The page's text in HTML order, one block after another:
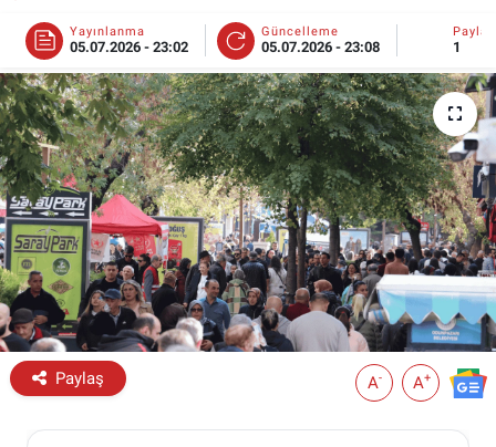
Yayınlanma
05.07.2026 - 23:02
Güncelleme
05.07.2026 - 23:08 1
Paylaş A- A+
ESKİŞEHİR NÖBETÇİ ECZANELER
Eskişehir Haber İçerikleri
Eskişehir Hava Durumu
Eskişehir Tramvay Saatleri
Eskişehir Otobüs Saatleri